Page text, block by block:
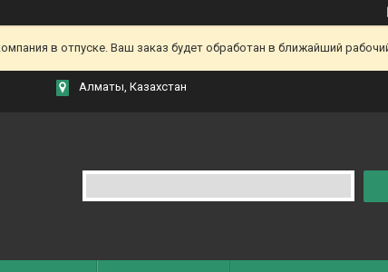
в отпуске. Ваш заказ будет обработан в ближайший
Алматы, Казахстан